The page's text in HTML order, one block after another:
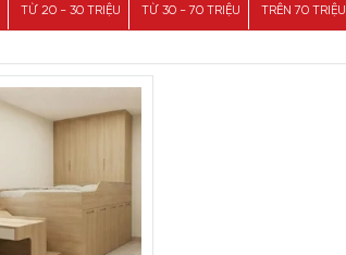
TỪ 20 - 30 TRIỆU TỪ 30 - 70 TRIỆU TRÊN 70 TRIỆU